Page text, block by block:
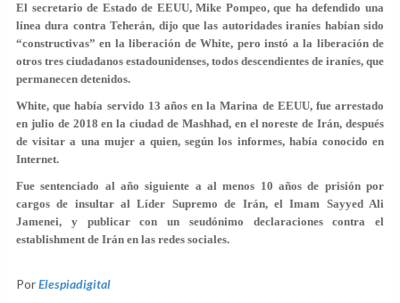
El secretario de Estado de EEUU, Mike Pompeo, que ha defendido una
línea dura contra Teherán, dijo que las autoridades iraníes habían sido
“constructivas” en la liberación de White, pero instó a la liberación de
otros tres ciudadanos estadounidenses, todos descendientes de iraníes, que
permanecen detenidos.
White, que había servido 13 años en la Marina de EEUU, fue arrestado
en julio de 2018 en la ciudad de Mashhad, en el noreste de Irán, después
de visitar a una mujer a quien, según los informes, había conocido en
Internet.
Fue sentenciado al año siguiente a al menos 10 años de prisión por
cargos de insultar al Líder Supremo de Irán, el Imam Sayyed Ali
Jamenei, y publicar con un seudónimo declaraciones contra el
establishment de Irán en las redes sociales.
PorElespiadigital